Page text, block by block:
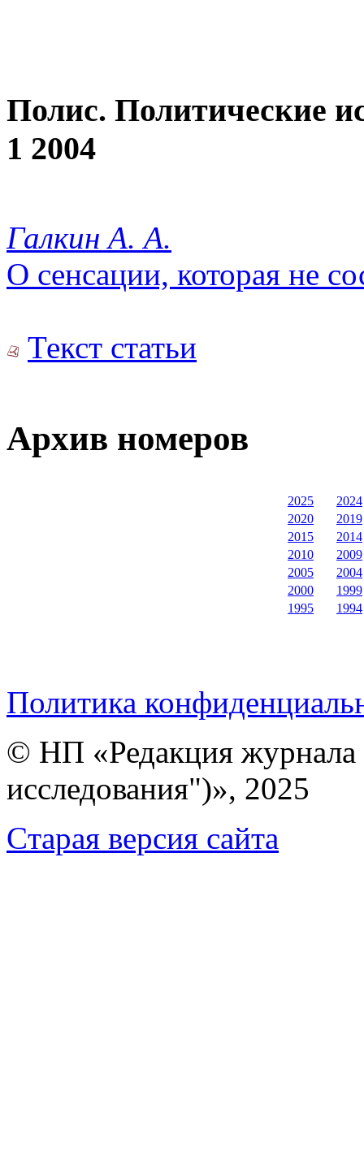
Полис. Политические
1 2004
Галкин А. А.
О сенсации, которая не
Текст статьи
Архив номеров
2025
2024
2020
2019
2015
2014
2010
2009
2005
2004
2000
1999
1995
1994
Политика
© НП «Редакция
исследования")», 2025
Cтарая версия сайта